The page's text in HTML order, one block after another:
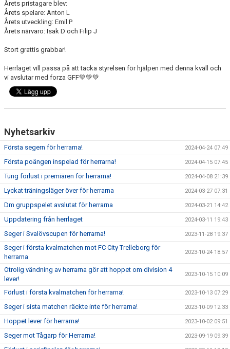
Årets pristagare blev:
Årets spelare: Anton L
Årets utveckling: Emil P
Årets närvaro: Isak D och Filip J
Stort grattis grabbar!
Herrlaget vill passa på att tacka styrelsen för hjälpen med denna kväll och
vi avslutar med forza GFF💚💚💚
Nyhetsarkiv
Första segern för herrarna! 2024-04-24 07:49
Första poängen inspelad för herrarna! 2024-04-15 07:45
Tung förlust i premiären för herrarna! 2024-04-08 21:39
Lyckat träningsläger över för herrarna 2024-03-27 07:31
Dm gruppspelet avslutat för herrarna 2024-03-21 14:42
Uppdatering från herrlaget 2024-03-11 19:43
Seger i Svalövscupen för herrarna! 2023-11-28 19:37
Seger i första kvalmatchen mot FC City Trelleborg för
herrarna
2023-10-24 18:57
Otrolig vändning av herrarna gör att hoppet om division 4
lever!
2023-10-15 10:09
Förlust i första kvalmatchen för herrarna! 2023-10-13 07:29
Seger i sista matchen räckte inte för herrarna! 2023-10-09 12:33
Hoppet lever för herrarna! 2023-10-02 09:51
Seger mot Tågarp för Herrarna! 2023-09-19 09:39